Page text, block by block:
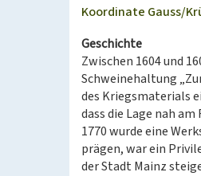
Koordinate Gauss/
Geschichte
Zwischen 1604 und
Schweinehaltung
des Kriegsmaterials
dass die Lage nah
1770 wurde eine
prägen, war ein
der Stadt Mainz